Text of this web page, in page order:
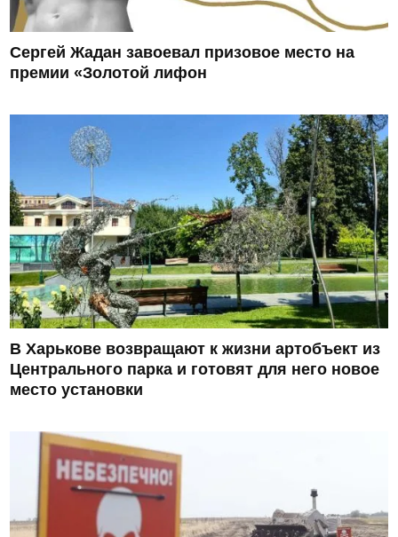
Сергей Жадан завоевал призовое место на
премии «Золотой лифон
В Харькове возвращают к жизни артобъект из
Центрального парка и готовят для него новое
место установки